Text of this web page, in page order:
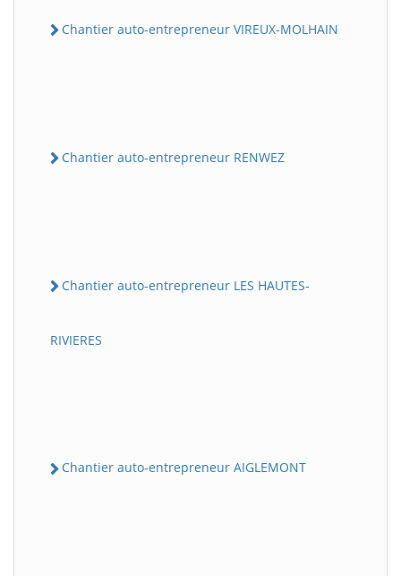
Chantier auto-entrepreneur VIREUX-MOLHAIN
Chantier auto-entrepreneur RENWEZ
Chantier auto-entrepreneur LES HAUTES-
RIVIERES
Chantier auto-entrepreneur AIGLEMONT